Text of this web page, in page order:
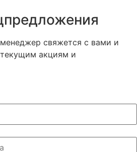
свяжется с вами и
текущим акциям и